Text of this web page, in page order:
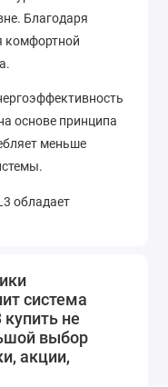
Благодаря
комфортной
основе принципа
меньше
обладает
таймер и
сплит-
система
не
выбор
акции,